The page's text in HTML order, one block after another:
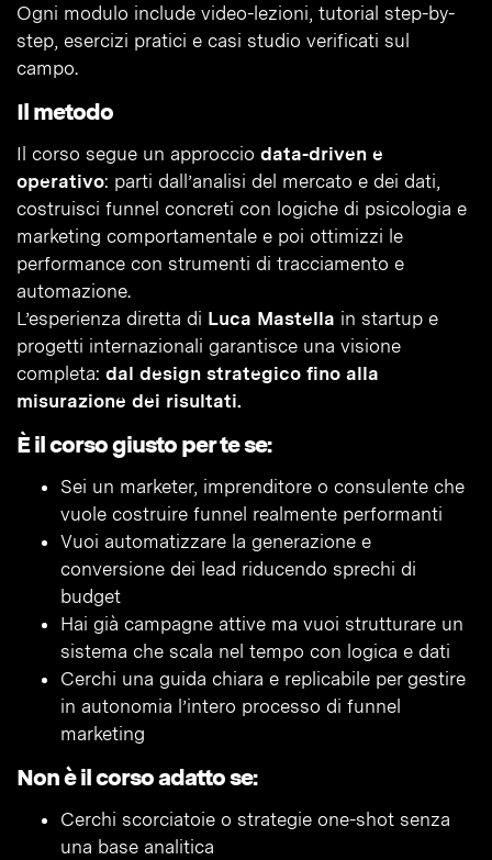
Ogni modulo include video-lezioni, tutorial step-by-
step, esercizi pratici e casi studio verificati sul
campo.
Il metodo
Il corso segue un approccio data-driven e
operativo: parti dall’analisi del mercato e dei dati,
costruisci funnel concreti con logiche di psicologia e
marketing comportamentale e poi ottimizzi le
performance con strumenti di tracciamento e
automazione.
L’esperienza diretta di Luca Mastella in startup e
progetti internazionali garantisce una visione
completa: dal design strategico fino alla
misurazione dei risultati.
È il corso giusto per te se:
Sei un marketer, imprenditore o consulente che
vuole costruire funnel realmente performanti
Vuoi automatizzare la generazione e
conversione dei lead riducendo sprechi di
budget
Hai già campagne attive ma vuoi strutturare un
sistema che scala nel tempo con logica e dati
Cerchi una guida chiara e replicabile per gestire
in autonomia l’intero processo di funnel
marketing
Non è il corso adatto se:
Cerchi scorciatoie o strategie one-shot senza
una base analitica